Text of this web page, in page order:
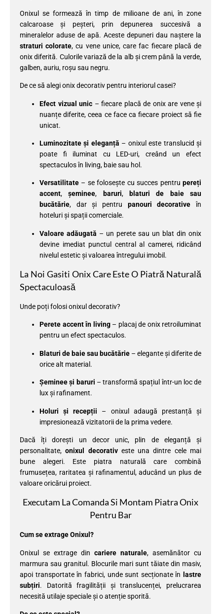
Onixul se formează în timp de milioane de ani, în zone
calcaroase și peșteri, prin depunerea succesivă a
mineralelor aduse de apă. Aceste depuneri dau naștere la
straturi colorate, cu vene unice, care fac fiecare placă de
onix diferită. Culorile variază de la alb și crem până la verde,
galben, auriu, roșu sau negru.
De ce să alegi onix decorativ pentru interiorul casei?
Efect vizual unic – fiecare placă de onix are vene și
nuanțe diferite, ceea ce face ca fiecare proiect să fie
unicat.
Luminozitate și eleganță – onixul este translucid și
poate fi iluminat cu LED-uri, creând un efect
spectaculos în living, baie sau hol.
Versatilitate – se folosește cu succes pentru pereți
accent,șeminee, baruri,
blaturi de baie sau
bucătărie, dar și pentru panouri decorative în
hoteluri și spații comerciale.
Valoare adăugată – un perete sau un blat din onix
devine imediat punctul central al camerei, ridicând
nivelul estetic și valoarea întregului imobil.
La Noi Gasiti Onix Care Este O Piatră Naturală
Spectaculoasă
Unde poți folosi onixul decorativ?
Perete accent în living– placaj de onix retroiluminat
pentru un efect spectaculos.
Blaturi de baie sau bucătărie – elegante și diferite de
orice alt material.
Șeminee și baruri – transformă spațiul într-un loc de
lux și rafinament.
Holuri și recepții – onixul adaugă prestanță și
impresionează vizitatorii de la prima vedere.
Dacă îți dorești un decor unic, plin de eleganță și
personalitate,onixul decorativeste una dintre cele mai
bune alegeri. Este piatra naturală care combină
frumusețea, raritatea și rafinamentul, aducând un plus de
valoare oricărui proiect.
Executam La Comanda Si Montam Piatra Onix
Pentru Bar
Cum se extrage Onixul?
Onixul se extrage din cariere naturale, asemănător cu
marmura sau granitul. Blocurile mari sunt tăiate din masiv,
apoi transportate în fabrici, unde sunt secționate în
lastre
subțiri. Datorită fragilității și translucenței, prelucrarea
necesită utilaje speciale și o atenție sporită.